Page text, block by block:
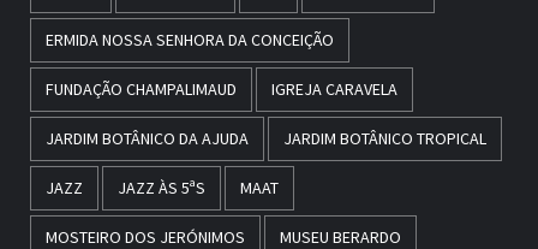
ERMIDA NOSSA SENHORA DA CONCEIÇÃO
FUNDAÇÃO CHAMPALIMAUD IGREJA CARAVELA
JARDIM BOTÂNICO DA AJUDA JARDIM BOTÂNICO TROPICAL
JAZZ JAZZ ÀS 5ªS MAAT
MOSTEIRO DOS JERÓNIMOS MUSEU BERARDO